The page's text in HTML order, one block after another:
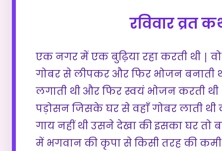
रविवार व्रत
एक नगर में एक बुढ़िया रहा करती थी ∣ वो
गोबर से लीपकर और फिर भोजन बनाती
लगाती थी और फिर स्वयं भोजन करती
पड़ोसन जिसके घर से वहाँ गोबर लाती
गाय नहीं थी उसने देखा की इसका घर तो
में भगवान की कृपा से किसी तरह की कमी